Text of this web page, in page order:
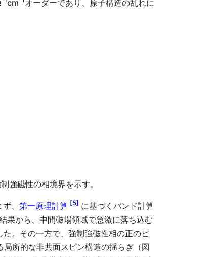
cm
オーダーであり、原子構造の乱れに
強磁性の相境界を示す。
、 第一原理計算 [5] に基づくバンド計算
果から、中間磁場領域で急激に落ち込む
。その一方で、強制強磁性相の正のピ
所的な非共面スピン構造の揺らぎ（図